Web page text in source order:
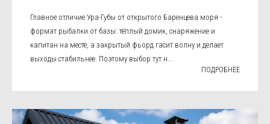
Главное отличие Ура-Губы от открытого Баренцева моря -
формат рыбалки от базы: тёплый домик, снаряжение и
капитан на месте, а закрытый фьорд гасит волну и делает
выходы стабильнее. Поэтому выбор тут н...
ПОДРОБНЕЕ